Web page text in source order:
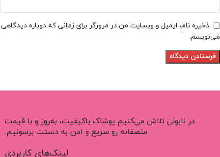
ذخیره نام، ایمیل و وبسایت من در مرورگر برای زمانی که دوباره دیدگاهی
می‌نویسم.
در نابولی تلاش می‌کنیم پوشاک باکیفیت، به‌روز و با قیمت
منصفانه رو سریع و امن به دستت برسونیم.
لینک‌های کاربردی